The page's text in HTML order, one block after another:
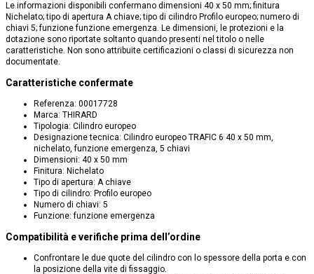
Le informazioni disponibili confermano dimensioni 40 x 50 mm; finitura
Nichelato; tipo di apertura A chiave; tipo di cilindro Profilo europeo; numero di
chiavi 5; funzione funzione emergenza. Le dimensioni, le protezioni e la
dotazione sono riportate soltanto quando presenti nel titolo o nelle
caratteristiche. Non sono attribuite certificazioni o classi di sicurezza non
documentate.
Caratteristiche confermate
Referenza: 00017728
Marca: THIRARD
Tipologia: Cilindro europeo
Designazione tecnica: Cilindro europeo TRAFIC 6 40 x 50 mm,
nichelato, funzione emergenza, 5 chiavi
Dimensioni: 40 x 50 mm
Finitura: Nichelato
Tipo di apertura: A chiave
Tipo di cilindro: Profilo europeo
Numero di chiavi: 5
Funzione: funzione emergenza
Compatibilità e verifiche prima dell’ordine
Confrontare le due quote del cilindro con lo spessore della porta e con
la posizione della vite di fissaggio.